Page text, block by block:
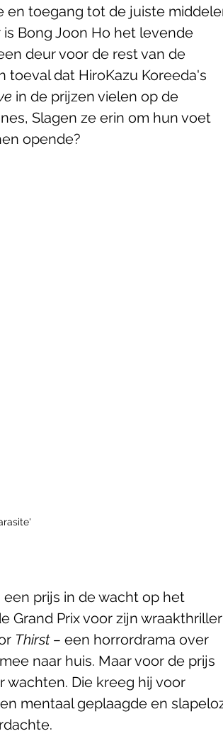
en toegang tot de juiste
Bong Joon Ho het levende
deur voor de rest van de
toeval dat HiroKazu Koreeda's
in de prijzen vielen op de
Slagen ze erin om hun voet
opende?
prijs in de wacht op het
Grand Prix voor zijn wraakthriller
Thirst – een horrordrama over
naar huis. Maar voor de prijs
wachten. Die kreeg hij voor
mentaal geplaagde en